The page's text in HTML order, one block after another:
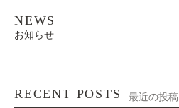
NEWS
お知らせ
RECENT POSTS 最近の投稿